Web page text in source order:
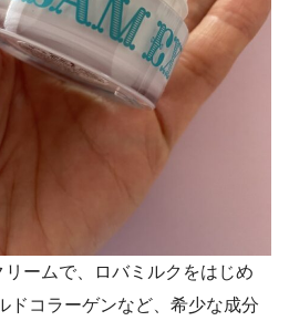
ームで、ロバミルクをはじめ
ドコラーゲンなど、希少な成分